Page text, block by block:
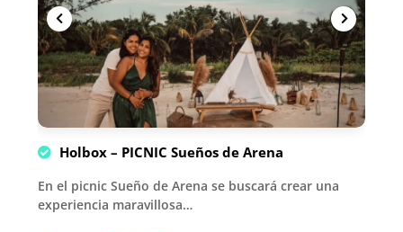
Holbox – PICNIC Sueños de Arena
En el picnic Sueño de Arena se buscará crear una
experiencia maravillosa…